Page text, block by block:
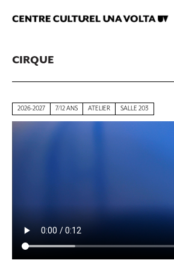
CIRQUE
2026-2027 7/12 ANS ATELIER SALLE 203